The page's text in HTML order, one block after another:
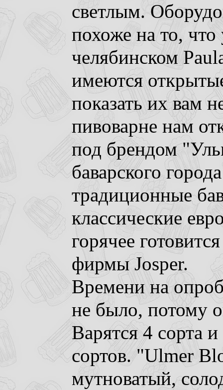
светлым.
похоже на то, что
челябинском
имеются
показать их вам
пивоварне нам
под брендом
баварского
традиционные
классические
горячее
фирмы Josper.
Времени на
не было, потому
Варятся 4 сорта
сортов. "Ulmer
мутноватый,